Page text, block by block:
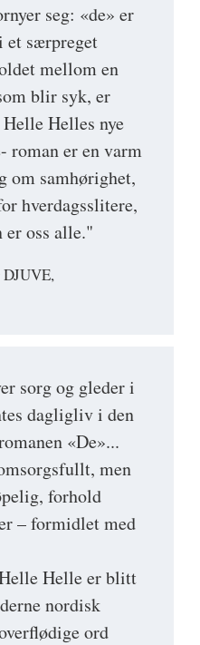
seg: «de» er
et særpreget
mellom en
blir syk, er
Helles nye
roman er en varm
om samhørighet,
hverdagsslitere,
er oss alle."
sorg og gleder i
dagligliv i den
«De»...
men
forhold
– formidlet med
Helle er blitt
nordisk
ord